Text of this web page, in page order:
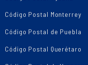
Código Postal Monterrey
Código Postal de Puebla
Código Postal Querétaro